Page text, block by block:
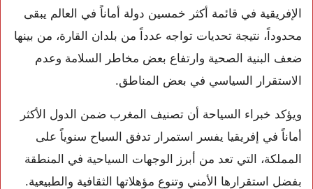
الإفريقية في قائمة أكثر خمسين دولة أماناً في العالم يبقى
محدوداً، نتيجة تحديات تواجه عدداً من بلدان القارة، من بينها
ضعف البنية الصحية وارتفاع بعض مخاطر السلامة وعدم
الاستقرار السياسي في بعض المناطق.
ويؤكد خبراء السياحة أن تصنيف المغرب ضمن الدول الأكثر
أماناً في إفريقيا يفسر استمرار تدفق السياح سنوياً على
المملكة، التي تعد من أبرز الوجهات السياحية في المنطقة
بفضل استقرارها الأمني وتنوع مؤهلاتها الثقافية والطبيعية.